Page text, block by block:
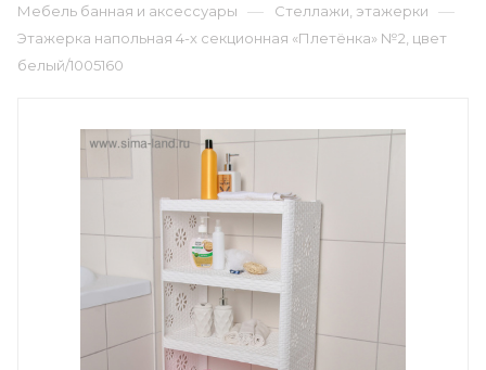
Мебель банная и аксессуары — Стеллажи, этажерки —
Этажерка напольная 4-х секционная «Плетёнка» №2, цвет
белый/1005160